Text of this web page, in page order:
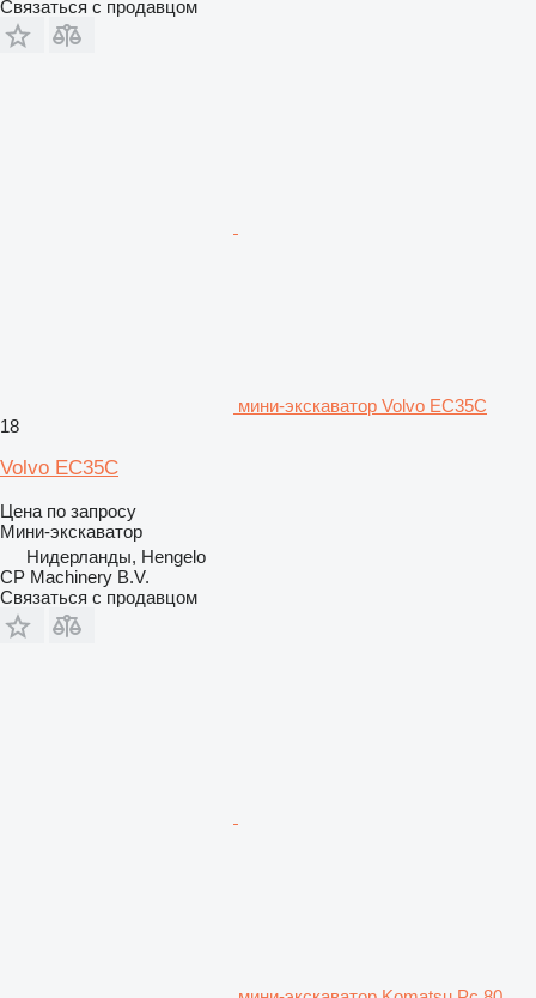
Связаться с продавцом
мини-экскаватор Volvo EC35C
18
Volvo EC35C
Цена по запросу
Мини-экскаватор
Нидерланды, Hengelo
CP Machinery B.V.
Связаться с продавцом